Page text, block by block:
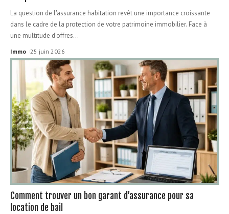
La question de l'assurance habitation revêt une importance croissante
dans le cadre de la protection de votre patrimoine immobilier. Face à
une multitude d'offres…
Immo 25 juin 2026
Comment trouver un bon garant d’assurance pour sa
location de bail